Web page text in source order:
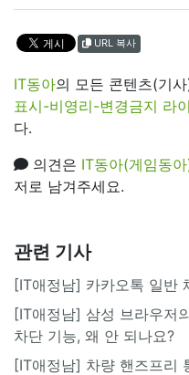
URL 복사
IT동아의 모든 콘텐츠(기
표시-비영리-변경금지 라
다.
의견은 IT동아(게임동
저로 남겨주세요.
관련 기사
[IT애정남] 카카오톡 일반
[IT애정남] 삼성 브라우저
차단 기능, 왜 안 되나요?
[IT애정남] 차량 핸즈프리